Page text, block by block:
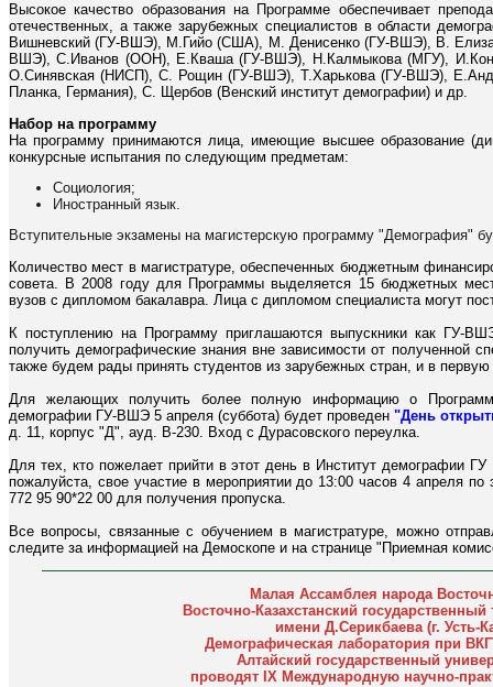
Высокое качество образования на Программе обеспечивает
отечественных, а также зарубежных специалистов в области
Вишневский (ГУ-ВШЭ), М.Гийо (США), М. Денисенко (ГУ-ВШЭ), В.
ВШЭ), С.Иванов (ООН), Е.Кваша (ГУ-ВШЭ), Н.Калмыкова (МГУ),
О.Синявская (НИСП), С. Рощин (ГУ-ВШЭ), Т.Харькова (ГУ-ВШЭ),
Планка, Германия), С. Щербов (Венский институт демографии) и др.
Набор на программу
На программу принимаются лица, имеющие высшее образование
конкурсные испытания по следующим предметам:
Социология;
Иностранный язык.
Вступительные экзамены на магистерскую программу "Демография"
Количество мест в магистратуре, обеспеченных бюджетным
совета. В 2008 году для Программы выделяется 15 бюджетных
вузов с дипломом бакалавра. Лица с дипломом специалиста могут
К поступлению на Программу приглашаются выпускники как ГУ-
получить демографические знания вне зависимости от полученной
также будем рады принять студентов из зарубежных стран, и в
Для желающих получить более полную информацию о
демографии ГУ-ВШЭ 5 апреля (суббота) будет проведен "День
д. 11, корпус "Д", ауд. В-230. Вход с Дурасовского переулка.
Для тех, кто пожелает прийти в этот день в Институт демографии
пожалуйста, свое участие в мероприятии до 13:00 часов 4 апреля по
772 95 90*22 00 для получения пропуска.
Все вопросы, связанные с обучением в магистратуре, можно
следите за информацией на Демоскопе и на странице "Приемная
Малая Ассамблея народа
Восточно-Казахстанский государственный
имени Д.Серикбаева (г. Усть-
Демографическая лаборатория при
Алтайский государственный
проводят IX Международную научно-